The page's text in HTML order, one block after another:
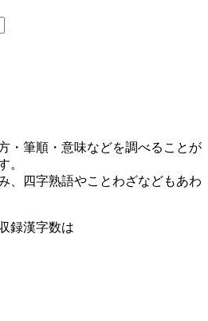
・筆順・意味などを調べることが
。
、四字熟語やことわざなどもあわ
録漢字数は